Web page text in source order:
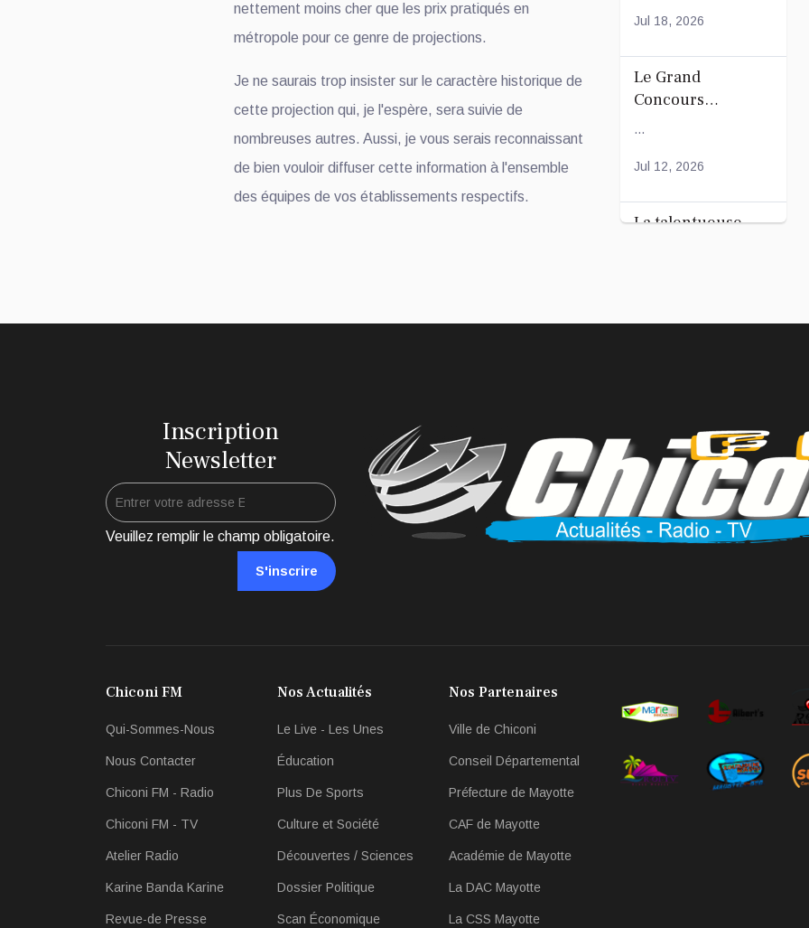
nettement moins cher que les prix pratiqués en
métropole pour ce genre de projections.
Je ne saurais trop insister sur le caractère historique de
cette projection qui, je l'espère, sera suivie de
nombreuses autres. Aussi, je vous serais reconnaissant
de bien vouloir diffuser cette information à l'ensemble
des équipes de vos établissements respectifs.
Générale
Jul 18, 2026
Le Grand
Concours
l'association
...
Jul 12, 2026
La talentueuse
Inscription
Newsletter
Veuillez remplir le champ obligatoire.
S'inscrire
Chiconi FM
Qui-Sommes-Nous
Nous Contacter
Chiconi FM - Radio
Chiconi FM - TV
Atelier Radio
Karine Banda Karine
Revue-de Presse
Nos Actualités
Le Live - Les Unes
Éducation
Plus De Sports
Culture et Société
Découvertes / Sciences
Dossier Politique
Scan Économique
Nos Partenaires
Ville de Chiconi
Conseil Départemental
Préfecture de Mayotte
CAF de Mayotte
Académie de Mayotte
La DAC Mayotte
La CSS Mayotte